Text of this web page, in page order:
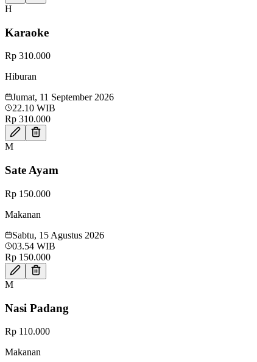
H
Karaoke
Rp 310.000
Hiburan
Jumat, 11 September 2026
22.10 WIB
Rp 310.000
M
Sate Ayam
Rp 150.000
Makanan
Sabtu, 15 Agustus 2026
03.54 WIB
Rp 150.000
M
Nasi Padang
Rp 110.000
Makanan